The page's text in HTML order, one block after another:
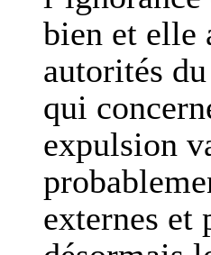
bien et elle
autorités
qui
expulsion
externes et